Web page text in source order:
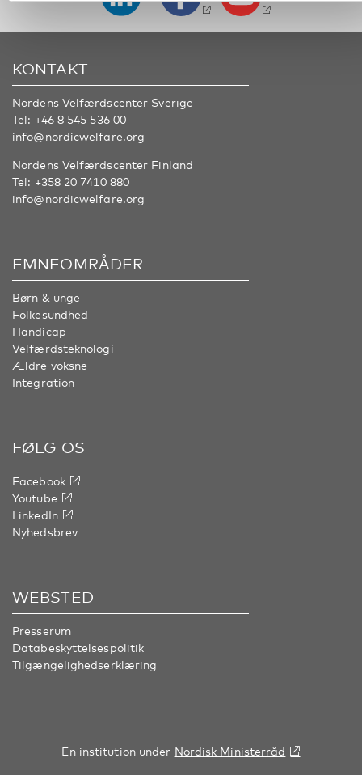
KONTAKT
Nordens Velfærdscenter Sverige
Tel: +46 8 545 536 00
info@nordicwelfare.org
Nordens Velfærdscenter Finland
Tel: +358 20 7410 880
info@nordicwelfare.org
EMNEOMRÅDER
Børn & unge
Folkesundhed
Handicap
Velfærdsteknologi
Ældre voksne
Integration
FØLG OS
Facebook
Youtube
LinkedIn
Nyhedsbrev
WEBSTED
Presserum
Databeskyttelsespolitik
Tilgængelighedserklæring
En institution under Nordisk Ministerråd